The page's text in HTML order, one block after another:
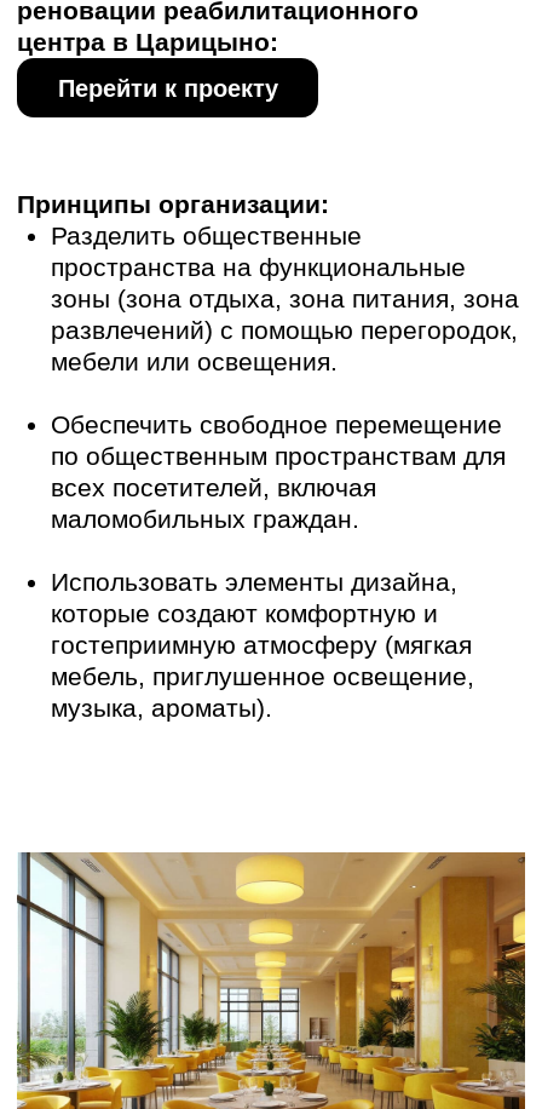
Подробнее о нашем проекте
реновации советского санатория в
Крыму:
Перейти к проекту
в Царицыно, где основной задачей было
создание интерьера, способствующего
восстановлению пациентов. Мы
использовали эргономичную мебель,
безопасные материалы и грамотное
освещение, чтобы обеспечить комфорт и
Также, мы работали над
Мы в ARCHIALL имеем опыт
проектирования интерьеров для
санаториев, гостиниц и
реабилитационных центров. Например,
функциональной среды для отдыха и
оздоровления гостей. Мы использовали
натуральные материалы, спокойные
цвета и много зелени, чтобы создать
атмосферу гармонии и спокойствия.